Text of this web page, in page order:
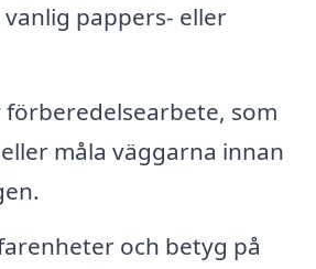
pappers- eller
förberedelsearbete, som
måla väggarna innan
och betyg på